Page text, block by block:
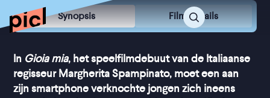
Synopsis Film Details
In Gioia mia, het speelfilmdebuut van de Italiaanse
regisseur Margherita Spampinato, moet een aan
zijn smartphone verknochte jongen zich ineens